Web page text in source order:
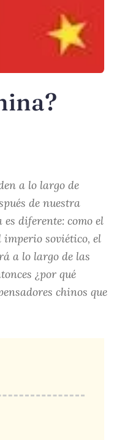
a lo largo de
de nuestra
es diferente: como el
imperio soviético, el
a lo largo de las
¿por qué
chinos que